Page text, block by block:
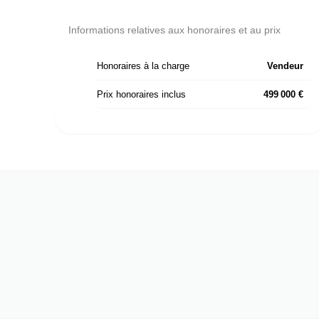
Informations relatives aux honoraires et au prix
Honoraires à la charge Vendeur
Prix honoraires inclus 499 000 €